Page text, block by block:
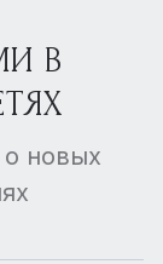
В
новых